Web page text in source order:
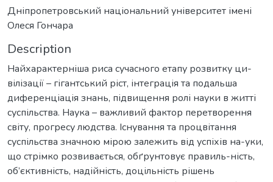
Дніпропетровський національний університет імені
Олеся Гончара
Description
Найхарактерніша риса сучасного етапу розвитку ци-
вілізації – гігантський ріст, інтеграція та подальша
диференціація знань, підвищення ролі науки в житті
суспільства. Наука – важливий фактор перетворення
світу, прогресу людства. Існування та процвітання
суспільства значною мірою залежить від успіхів на-уки,
що стрімко розвивається, обґрунтовує правиль-ність,
об’єктивність, надійність, доцільність рішень